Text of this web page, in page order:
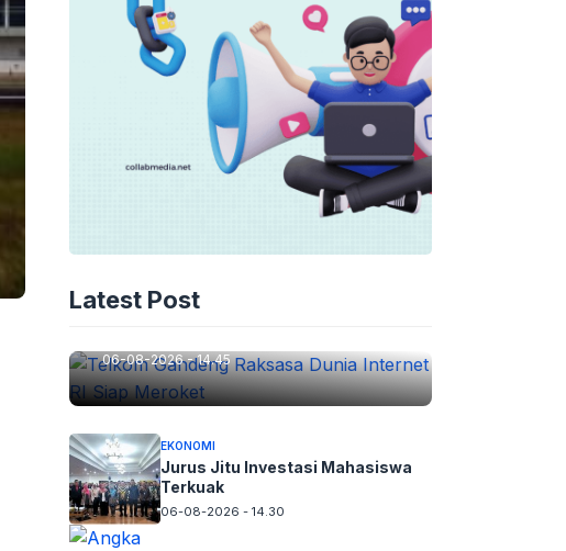
Latest Post
Telkom Gandeng Raksasa
06-08-2026 - 14.45
EKONOMI
Jurus Jitu Investasi Mahasiswa
Terkuak
06-08-2026 - 14.30